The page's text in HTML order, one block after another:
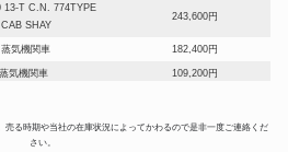
13-T C.N. 774TYPE
SHAY
243,600円
気機関車 182,400円
気機関車 109,200円
車 西武 E21形 E22 99,600円
気機関車
る時期や当社の在庫状況によってかわるので是非一度ご連絡くだ
さい。